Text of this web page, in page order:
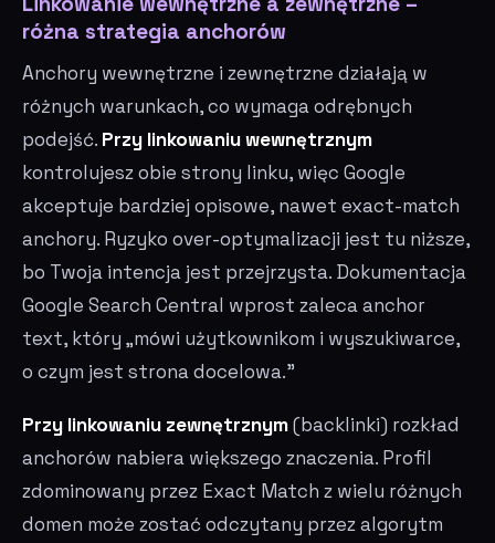
różna strategia anchorów
Anchory wewnętrzne i zewnętrzne działają w
różnych warunkach, co wymaga odrębnych
podejść. Przy linkowaniu wewnętrznym
kontrolujesz obie strony linku, więc Google
akceptuje bardziej opisowe, nawet exact-match
anchory. Ryzyko over-optymalizacji jest tu niższe,
bo Twoja intencja jest przejrzysta. Dokumentacja
Google Search Central wprost zaleca anchor
text, który „mówi użytkownikom i wyszukiwarce,
o czym jest strona docelowa."
Przy linkowaniu zewnętrznym(backlinki) rozkład
anchorów nabiera większego znaczenia. Profil
zdominowany przez Exact Match z wielu różnych
domen może zostać odczytany przez algorytm